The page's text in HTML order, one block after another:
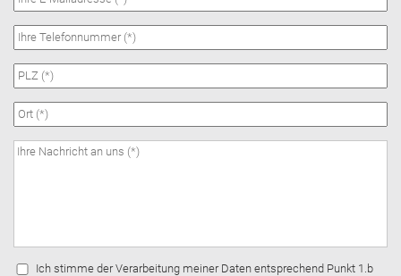
Ich stimme der Verarbeitung meiner Daten entsprechend Punkt 1.b